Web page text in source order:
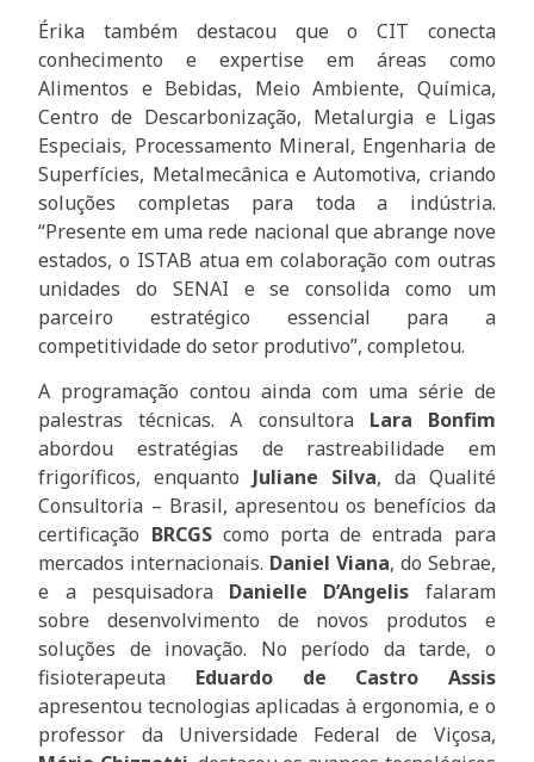
Érika também destacou que o CIT conecta
conhecimento e expertise em áreas como
Alimentos e Bebidas, Meio Ambiente, Química,
Centro de Descarbonização, Metalurgia e Ligas
Especiais, Processamento Mineral, Engenharia de
Superfícies, Metalmecânica e Automotiva, criando
soluções completas para toda a indústria.
“Presente em uma rede nacional que abrange nove
estados, o ISTAB atua em colaboração com outras
unidades do SENAI e se consolida como um
parceiro estratégico essencial para a
competitividade do setor produtivo”, completou.
A programação contou ainda com uma série de
palestras técnicas. A consultora Lara Bonfim
abordou estratégias de rastreabilidade em
frigoríficos, enquanto Juliane Silva, da Qualité
Consultoria – Brasil, apresentou os benefícios da
certificação BRCGScomo porta de entrada para
mercados internacionais. Daniel Viana, do Sebrae,
e a pesquisadora Danielle D’Angelis falaram
sobre desenvolvimento de novos produtos e
soluções de inovação. No período da tarde, o
fisioterapeuta Eduardo de Castro Assis
apresentou tecnologias aplicadas à ergonomia, e o
professor da Universidade Federal de Viçosa,